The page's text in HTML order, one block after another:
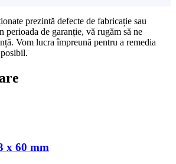
prezintă defecte de fabricație sau
perioada de garanție, vă rugăm să ne
Vom lucra împreună pentru a remedia
x 60 mm